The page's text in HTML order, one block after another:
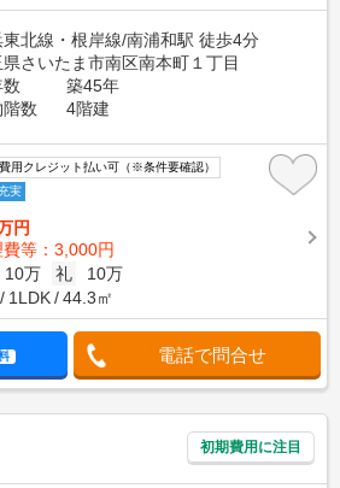
東北線・根岸線/南浦和駅 徒歩4分
さいたま市南区南本町１丁目
築45年
数
4階建
用クレジット払い可（※条件要確認）
実
円
等：3,000円
10万 礼
10万
1LDK 44.3㎡
電話で問合せ
初期費用に注目